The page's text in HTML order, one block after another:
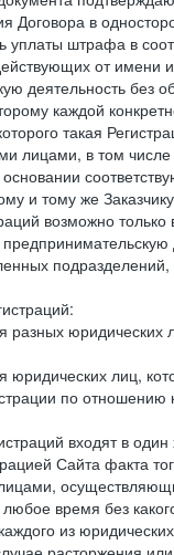
Договора в
уплаты штрафа в
от имени
деятельность без
каждой
такая
лицами, в том
и тому же
возможно
разных
юридических лиц,
по отношению
входят в
Сайта факта
время без
из